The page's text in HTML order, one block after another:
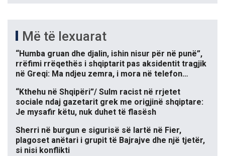
Më të lexuarat
“Humba gruan dhe djalin, ishin nisur për në punë”,
rrëfimi rrëqethës i shqiptarit pas aksidentit tragjik
në Greqi: Ma ndjeu zemra, i mora në telefon…
“Kthehu në Shqipëri”/ Sulm racist në rrjetet
sociale ndaj gazetarit grek me origjinë shqiptare:
Je mysafir këtu, nuk duhet të flasësh
Sherri në burgun e sigurisë së lartë në Fier,
plagoset anëtari i grupit të Bajrajve dhe një tjetër,
si nisi konflikti